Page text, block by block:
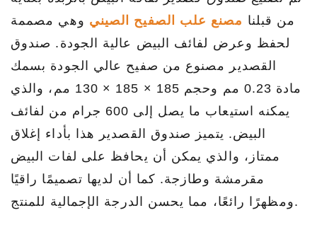
من قبلنا مصنع علب الصفيح الصيني وهي مصممة
لحفظ وعرض لفائف البيض عالية الجودة. صندوق
القصدير مصنوع من صفيح عالي الجودة بسمك
مادة 0.23 مم وحجم 185 × 185 × 130 مم، والذي
يمكنه استيعاب ما يصل إلى 600 جرام من لفائف
البيض. يتميز صندوق القصدير هذا بأداء إغلاق
ممتاز، والذي يمكن أن يحافظ على لفات البيض
مقرمشة وطازجة. كما أن لديها تصميمًا راقيًا
ومظهرًا رائعًا، مما يحسن الدرجة الإجمالية للمنتج.